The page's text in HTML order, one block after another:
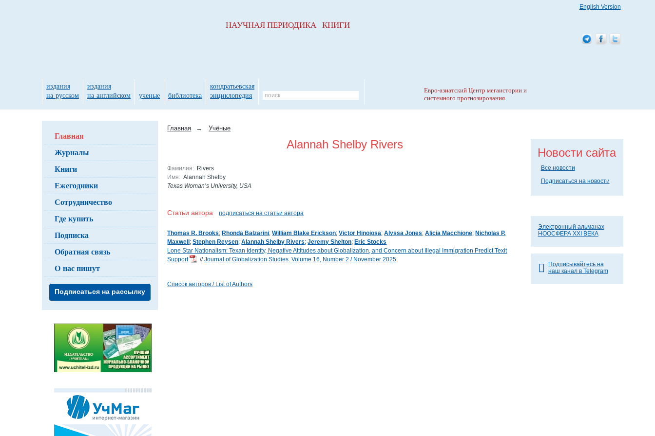
Главная → Учёные
Alannah Shelby Rivers
Фамилия: Rivers
Имя: Alannah Shelby
Texas Woman’s University, USA
Статьи автораподписаться на статьи автора
Thomas R. Brooks;Rhonda Balzarini;William Blake Erickson;Victor Hinojosa;Alyssa Jones;Alicia Macchione;Nicholas P.
Maxwell;Stephen Reysen;Alannah Shelby Rivers;Jeremy Shelton;Eric Stocks
Lone Star Nationalism: Texan Identity, Negative Attitudes about Globalization, and Concern about Illegal Immigration Predict Texit
Support
//Journal of Globalization Studies. Volume 16, Number 2 / November 2025
Список авторов / List of Authors
Главная
Журналы
Книги
Ежегодники
Сотрудничество
Где купить
Подписка
Обратная связь
О нас пишут
Подписаться на рассылку
Новости сайта
Все новости
Подписаться на новости
Электронный альманах
НООСФЕРА XXI ВЕКА
Подписывайтесь на
наш канал в Telegram
НАУЧНАЯ ПЕРИОДИКА КНИГИ
издания
на русском
издания
на английском
ученые библиотека
кондратьевская
энциклопедия
Евро-азиатский Центр мегаистории и
системного прогнозирования
English Version